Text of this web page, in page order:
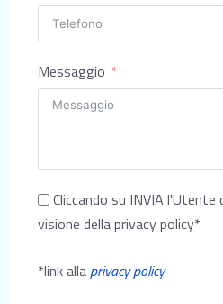
Messaggio
Cliccando su INVIA l'Utente
visione della privacy policy*
*link allaprivacy policy